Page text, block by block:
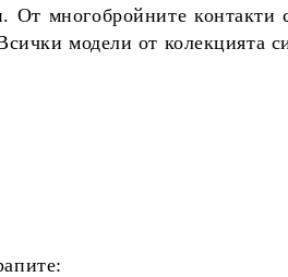
многобройните
модели от колекцията